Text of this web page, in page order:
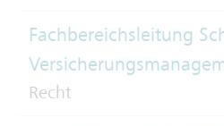
Fachbereichsleitung
Recht